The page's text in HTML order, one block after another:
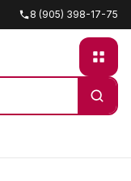
8 (905) 398-17-75